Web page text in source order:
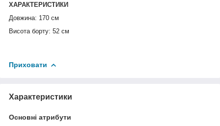
ХАРАКТЕРИСТИКИ
Довжина: 170 см
Висота борту: 52 см
Приховати
Характеристики
Основні атрибути